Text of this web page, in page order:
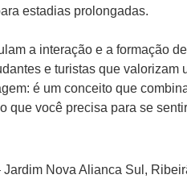
estadias prolongadas.
a interação e a formação
e turistas que valorizam
é um conceito que
que você precisa para se
Nova Alianca Sul,